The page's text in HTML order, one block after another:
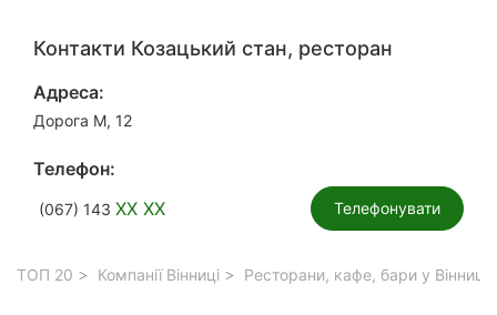
Контакти Козацький стан, ресторан
Адреса:
Дорога М, 12
Телефон:
(067) 143 XX XX Телефонувати
ТОП 20 Компанії Вінниці Ресторани, кафе, бари у Вінниці